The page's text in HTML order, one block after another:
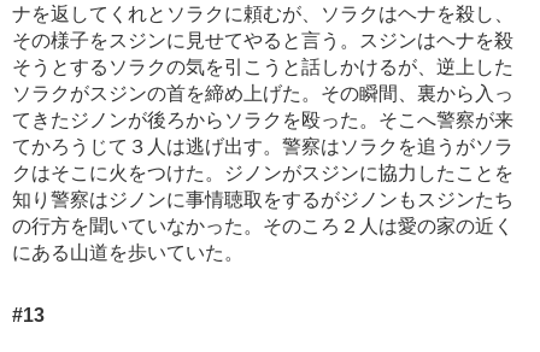
ナを返してくれとソラクに頼むが、ソラクはヘナを殺し、
その様子をスジンに見せてやると言う。スジンはヘナを殺
そうとするソラクの気を引こうと話しかけるが、逆上した
ソラクがスジンの首を締め上げた。その瞬間、裏から入っ
てきたジノンが後ろからソラクを殴った。そこへ警察が来
てかろうじて３人は逃げ出す。警察はソラクを追うがソラ
クはそこに火をつけた。ジノンがスジンに協力したことを
知り警察はジノンに事情聴取をするがジノンもスジンたち
の行方を聞いていなかった。そのころ２人は愛の家の近く
にある山道を歩いていた。
#13